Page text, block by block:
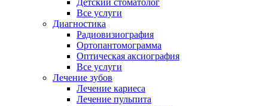
Детский стоматолог
Все услуги
Диагностика
Радиовизиография
Ортопантомограмма
Оптическая аксиография
Все услуги
Лечение зубов
Лечение кариеса
Лечение пульпита